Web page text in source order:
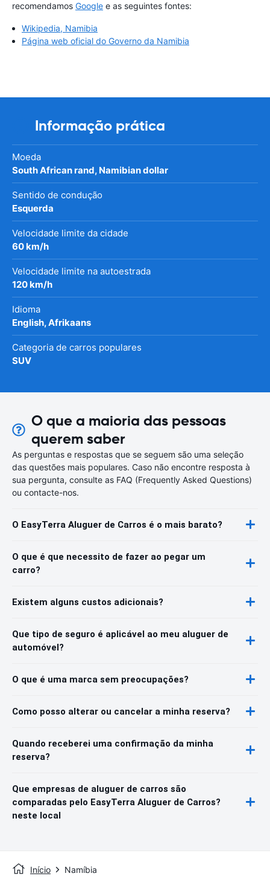
recomendamos Google e as seguintes fontes:
Wikipedia, Namibia
Página web oficial do Governo da Namibia
Informação prática
Moeda
South African rand, Namibian dollar
Sentido de condução
Esquerda
Velocidade limite da cidade
60 km/h
Velocidade limite na autoestrada
120 km/h
Idioma
English, Afrikaans
Categoria de carros populares
SUV
O que a maioria das pessoas
querem saber
As perguntas e respostas que se seguem são uma seleção
das questões mais populares. Caso não encontre resposta à
sua pergunta, consulte as FAQ (Frequently Asked Questions)
ou contacte-nos.
O EasyTerra Aluguer de Carros é o mais barato?
O que é que necessito de fazer ao pegar um
carro?
Existem alguns custos adicionais?
Que tipo de seguro é aplicável ao meu aluguer de
automóvel?
O que é uma marca sem preocupações?
Como posso alterar ou cancelar a minha reserva?
Quando receberei uma confirmação da minha
reserva?
Que empresas de aluguer de carros são
comparadas pelo EasyTerra Aluguer de Carros?
neste local
Início Namíbia